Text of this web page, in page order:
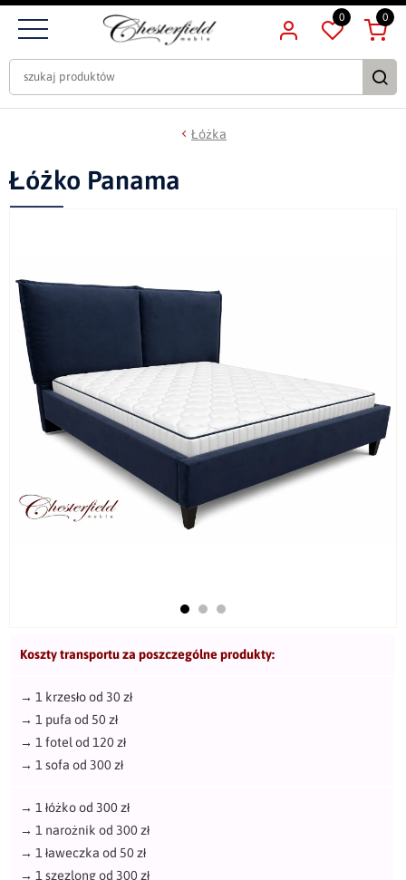
0 0
Łóżka
Łóżko Panama
Koszty transportu za poszczególne produkty:
→ 1 krzesło od 30 zł
→ 1 pufa od 50 zł
→ 1 fotel od 120 zł
→ 1 sofa od 300 zł
→ 1 łóżko od 300 zł
→ 1 narożnik od 300 zł
→ 1 ławeczka od 50 zł
→ 1 szezlong od 300 zł